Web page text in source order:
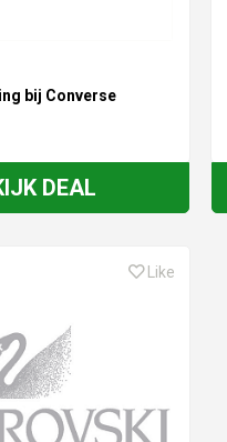
bij Converse
DEAL
Like